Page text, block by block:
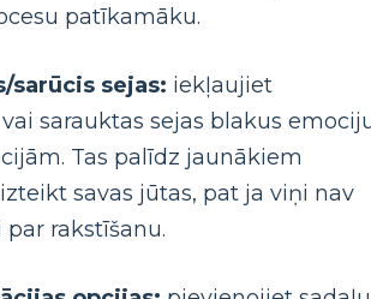
patīkamāku.
sarūcis sejas: iekļaujiet
sarauktas sejas blakus
Tas palīdz jaunākiem
savas jūtas, pat ja viņi nav
rakstīšanu.